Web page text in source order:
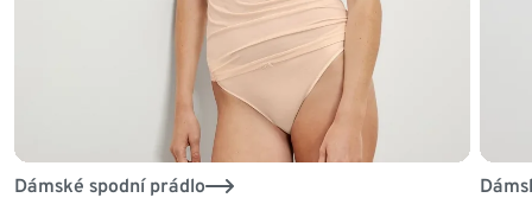
Dámské spodní prádlo